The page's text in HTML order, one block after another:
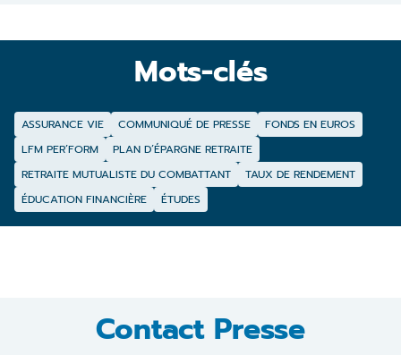
Mots-clés
ASSURANCE VIE COMMUNIQUÉ DE PRESSE
FONDS EN EUROS
LFM PER’FORM
PLAN D’ÉPARGNE RETRAITE
RETRAITE MUTUALISTE DU COMBATTANT
TAUX DE RENDEMENT
ÉDUCATION FINANCIÈRE
ÉTUDES
Contact Presse